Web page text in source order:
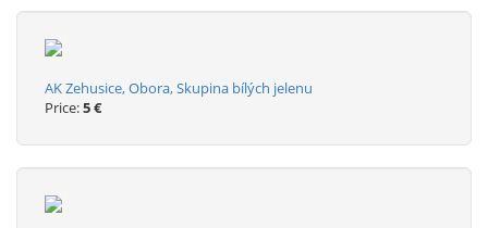
AK Zehusice, Obora, Skupina bílých jelenu
Price:5 €